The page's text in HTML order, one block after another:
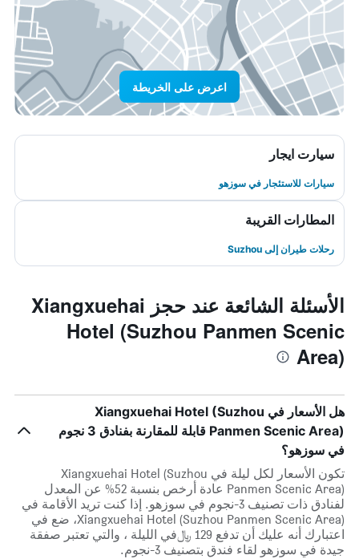
اعرض على الخريطة
سيارت ايجار
سيارات للاستئجار في سوزهو
المطارات القريبة
رحلات طيران إلى Suzhou
الأسئلة الشائعة عند حجز Xiangxuehai
Hotel (Suzhou Panmen Scenic
Area)
هل الأسعار في Xiangxuehai Hotel (Suzhou
Panmen Scenic Area) قابلة للمقارنة بفنادق 3 نجوم
في سوزهو؟
تكون الأسعار لكل ليلة في Xiangxuehai Hotel (Suzhou
Panmen Scenic Area) عادة أرخص بنسبة 52% عن المعدل
لفنادق ذات تصنيف 3-نجوم في سوزهو. إذا كنت تريد الأقامة في
Xiangxuehai Hotel (Suzhou Panmen Scenic Area)، ضع في
اعتبارك أنه عليك أن تدفع 129 ﷼في الليلة ، والتي تعتبر صفقة
جيدة في سوزهو لقاء فندق بتصنيف 3-نجوم.